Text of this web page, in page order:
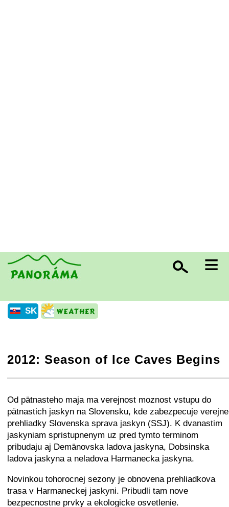
≡
SK
2012: Season of Ice Caves Begins
+ − ⛶
Od pätnasteho maja ma verejnost moznost vstupu do
pätnastich jaskyn na Slovensku, kde zabezpecuje verejne
prehliadky Slovenska sprava jaskyn (SSJ). K dvanastim
jaskyniam spristupnenym uz pred tymto terminom
pribudaju aj Demänovska ladova jaskyna, Dobsinska
ladova jaskyna a neladova Harmanecka jaskyna.
Novinkou tohorocnej sezony je obnovena prehliadkova
trasa v Harmaneckej jaskyni. Pribudli tam nove
bezpecnostne prvky a ekologicke osvetlenie.